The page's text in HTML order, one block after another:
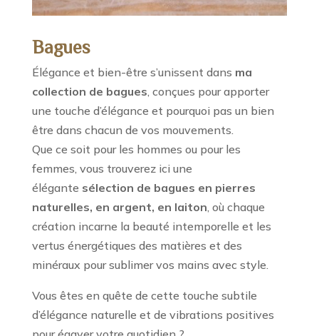
Bagues
Élégance et bien-être s’unissent dans ma
collection de bagues , conçues pour apporter
une touche d’élégance et pourquoi pas un bien
être dans chacun de vos mouvements.
Que ce soit pour les hommes ou pour les
femmes, vous trouverez ici une
élégante sélection de bagues en pierres
naturelles, en argent, en laiton , où chaque
création incarne la beauté intemporelle et les
vertus énergétiques des matières et des
minéraux pour sublimer vos mains avec style.
Vous êtes en quête de cette touche subtile
d’élégance naturelle et de vibrations positives